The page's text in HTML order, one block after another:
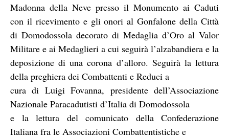
Madonna della Neve presso il Monumento ai Caduti
con il ricevimento e gli onori al Gonfalone della Città
di Domodossola decorato di Medaglia d’Oro al Valor
Militare e ai Medaglieri a cui seguirà l’alzabandiera e la
deposizione di una corona d’alloro. Seguirà la lettura
della preghiera dei Combattenti e Reduci a
cura di Luigi Fovanna, presidente dell’Associazione
Nazionale Paracadutisti d’Italia di Domodossola
e la lettura del comunicato della Confederazione
Italiana fra le Associazioni Combattentistiche e